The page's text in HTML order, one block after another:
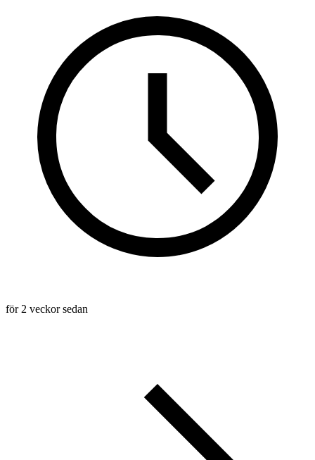
för 2 veckor sedan